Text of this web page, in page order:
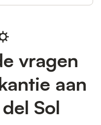
vragen
aan
Sol